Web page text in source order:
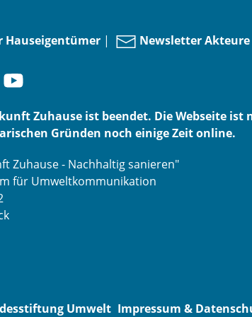
Hauseigentümer | Newsletter Akteure
Zuhause ist beendet. Die Webseite ist
Gründen noch einige Zeit online.
Zuhause - Nachhaltig sanieren"
für Umweltkommunikation
Umwelt Impressum &